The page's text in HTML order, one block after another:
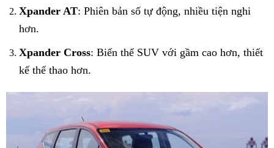
Xpander AT: Phiên bản số tự động, nhiều tiện nghi
hơn.
Xpander Cross: Biến thể SUV với gầm cao hơn, thiết
kế thể thao hơn.